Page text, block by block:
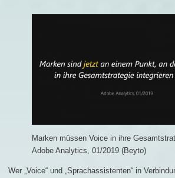
Marken müssen Voice in ihre
Adobe Analytics, 01/2019 (Beyto)
Wer „Voice“ und „Sprachassistenten“ in